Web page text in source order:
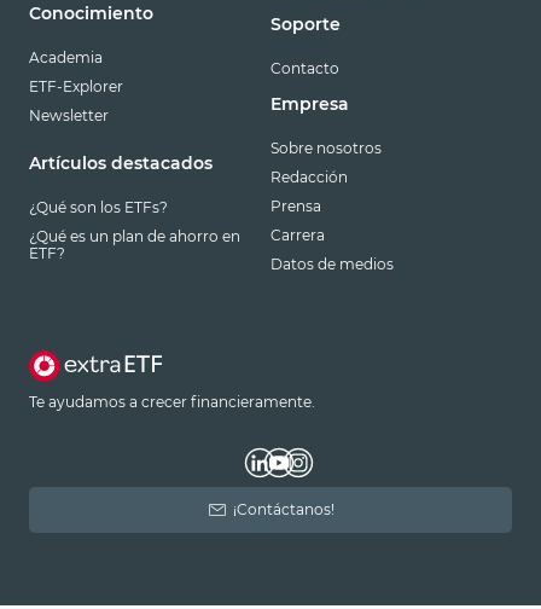
Conocimiento
Academia
ETF-Explorer
Newsletter
Artículos destacados
¿Qué son los ETFs?
¿Qué es un plan de ahorro en
ETF?
Soporte
Contacto
Empresa
Sobre nosotros
Redacción
Prensa
Carrera
Datos de medios
Te ayudamos a crecer financieramente.
¡Contáctanos!